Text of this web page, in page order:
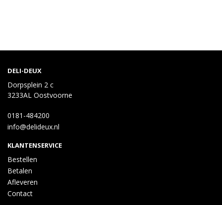
DELI-DEUX
Dorpsplein 2 c
3233AL Oostvoorne
0181-484200
info@delideux.nl
KLANTENSERVICE
Bestellen
Betalen
Afleveren
Contact